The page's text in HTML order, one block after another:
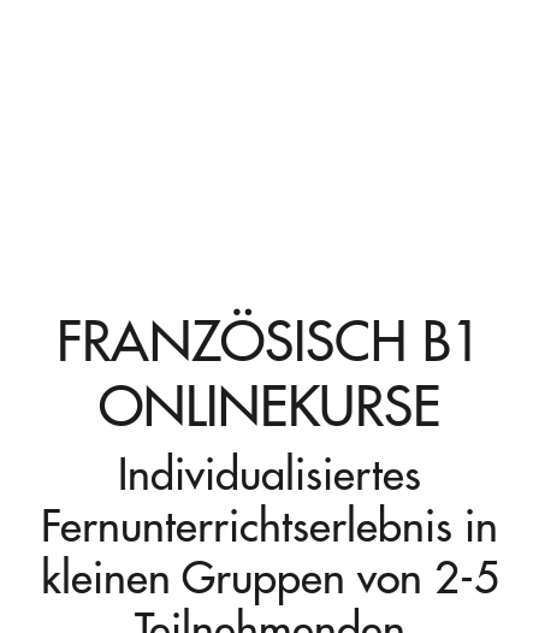
FRANZÖSISCH B1
ONLINEKURSE
Individualisiertes
Fernunterrichtserlebnis in
kleinen Gruppen von 2-5